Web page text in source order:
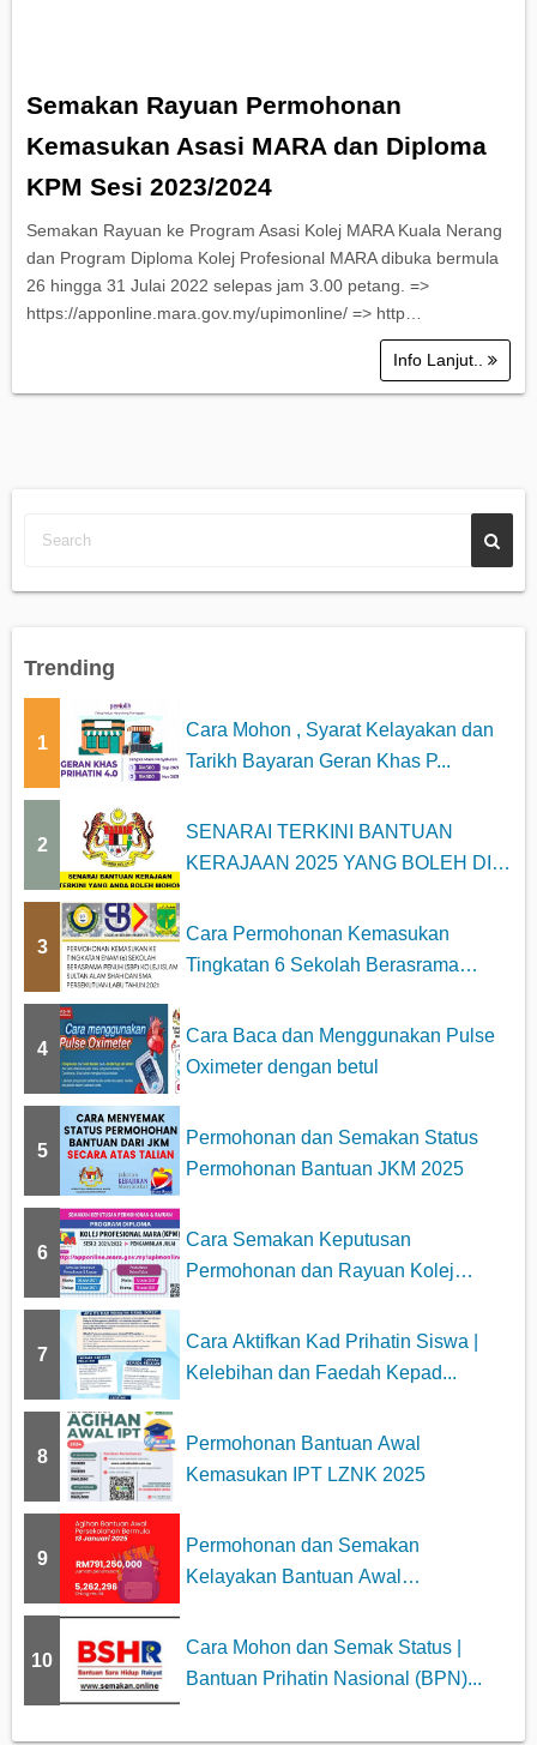
Semakan Rayuan Permohonan
Kemasukan Asasi MARA dan Diploma
KPM Sesi 2023/2024
Semakan Rayuan ke Program Asasi Kolej MARA Kuala Nerang
dan Program Diploma Kolej Profesional MARA dibuka bermula
26 hingga 31 Julai 2022 selepas jam 3.00 petang. =>
https://apponline.mara.gov.my/upimonline/ => http…
Info Lanjut..
Trending
1
Cara Mohon , Syarat Kelayakan dan
Tarikh Bayaran Geran Khas P...
2
SENARAI TERKINI BANTUAN
KERAJAAN 2025 YANG BOLEH DI
3
Cara Permohonan Kemasukan
Tingkatan 6 Sekolah Berasrama
4
Cara Baca dan Menggunakan Pulse
Oximeter dengan betul
5
Permohonan dan Semakan Status
Permohonan Bantuan JKM 2025
6
Cara Semakan Keputusan
Permohonan dan Rayuan Kolej
7
Cara Aktifkan Kad Prihatin Siswa |
Kelebihan dan Faedah Kepad...
8
Permohonan Bantuan Awal
Kemasukan IPT LZNK 2025
9
Permohonan dan Semakan
Kelayakan Bantuan Awal
10
Cara Mohon dan Semak Status |
Bantuan Prihatin Nasional (BPN)...